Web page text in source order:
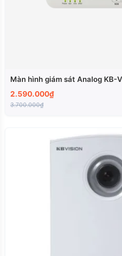
Màn hình giám sát Analog KB-
2.590.000₫
3.700.000₫